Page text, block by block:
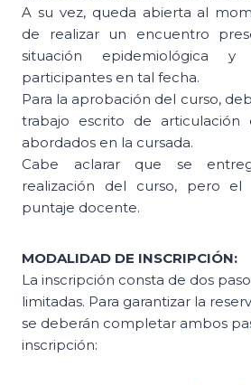
A su vez, queda abierta al
de realizar un encuentro
situación epidemiológica
participantes en tal fecha.
Para la aprobación del curso,
trabajo escrito de
abordados en la cursada.
Cabe aclarar que se
realización del curso, pero
puntaje docente.
MODALIDAD DE INSCRIPCIÓN:
La inscripción consta de dos
limitadas. Para garantizar la
se deberán completar ambos
inscripción: